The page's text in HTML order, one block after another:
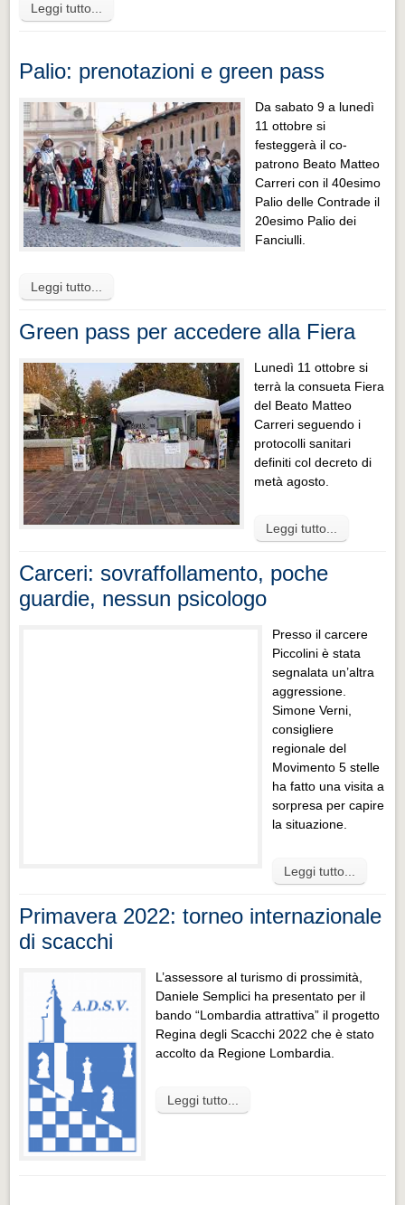
Leggi tutto...
Palio: prenotazioni e green pass
Da sabato 9 a lunedì
11 ottobre si
festeggerà il co-
patrono Beato Matteo
Carreri con il 40esimo
Palio delle Contrade il
20esimo Palio dei
Fanciulli.
Leggi tutto...
Green pass per accedere alla Fiera
Lunedì 11 ottobre si
terrà la consueta Fiera
del Beato Matteo
Carreri seguendo i
protocolli sanitari
definiti col decreto di
metà agosto.
Leggi tutto...
Carceri: sovraffollamento, poche
guardie, nessun psicologo
Presso il carcere
Piccolini è stata
segnalata un’altra
aggressione.
Simone Verni,
consigliere
regionale del
Movimento 5 stelle
ha fatto una visita a
sorpresa per capire
la situazione.
Leggi tutto...
Primavera 2022: torneo internazionale
di scacchi
L’assessore al turismo di prossimità,
Daniele Semplici ha presentato per il
bando “Lombardia attrattiva” il progetto
Regina degli Scacchi 2022 che è stato
accolto da Regione Lombardia.
Leggi tutto...